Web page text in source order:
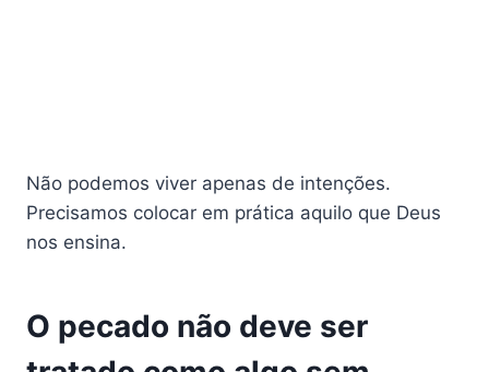
Não podemos viver apenas de intenções.
Precisamos colocar em prática aquilo que Deus
nos ensina.
O pecado não deve ser